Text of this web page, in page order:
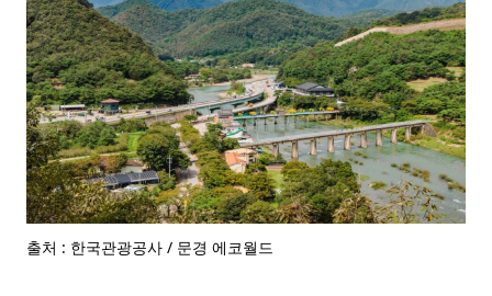
출처 : 한국관광공사 / 문경 에코월드